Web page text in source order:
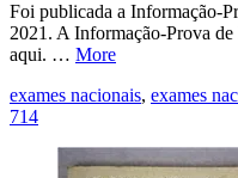
Foi publicada a Informação-
2021. A Informação-Prova
aqui. … More
exames nacionais, exames
714